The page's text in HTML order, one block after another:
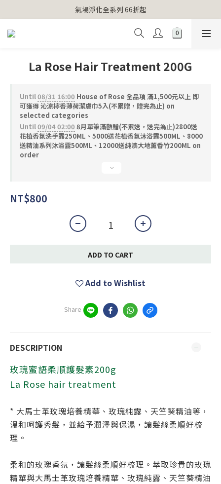
【官網獨家】首次消費 不限金額 即送 香遇熊超人行李吊牌
氣場淨化全系列 66折起
【官網獨家】首次消費 不限金額 即送 香遇熊超人行李吊牌
La Rose Hair Treatment 200G
Until08/31 16:00 House of Rose 全品項 滿1,500元以上 即
可獲得 沁涼檸香薄荷潔膚巾5入(不累贈，贈完為止) on
selected categories
Until09/04 02:00 8月單筆滿額贈(不累送，送完為止)2800送
花植香氛洗手露250ML、5000送花植香氛沐浴露500ML、8000
送精油系列沐浴露500ML、12000送純澳大地薰香竹200ML on
order
NT$800
ADD TO CART
Add to Wishlist
Share
DESCRIPTION
玫瑰蜜語柔順護髮素200g
La Rose hair treatment
* 大馬士革玫瑰培養精華、玫瑰純露、天竺葵精油等，
溫和呵護秀髮，並給予潤澤與保濕，讓髮絲柔順好梳
理。
柔和的玫瑰香氛，讓髮絲柔順好梳理。萃取珍貴的玫瑰
精華與大馬士革玫瑰培養精華、玫瑰純露、天竺葵精油